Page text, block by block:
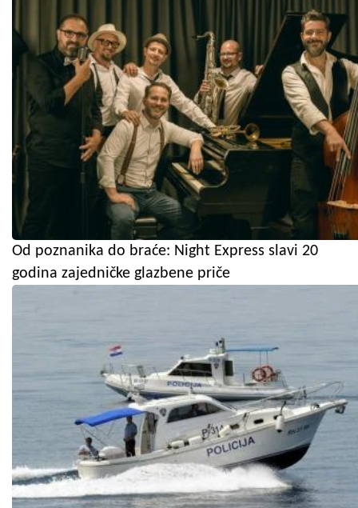
Od poznanika do braće: Night Express slavi 20
godina zajedničke glazbene priče